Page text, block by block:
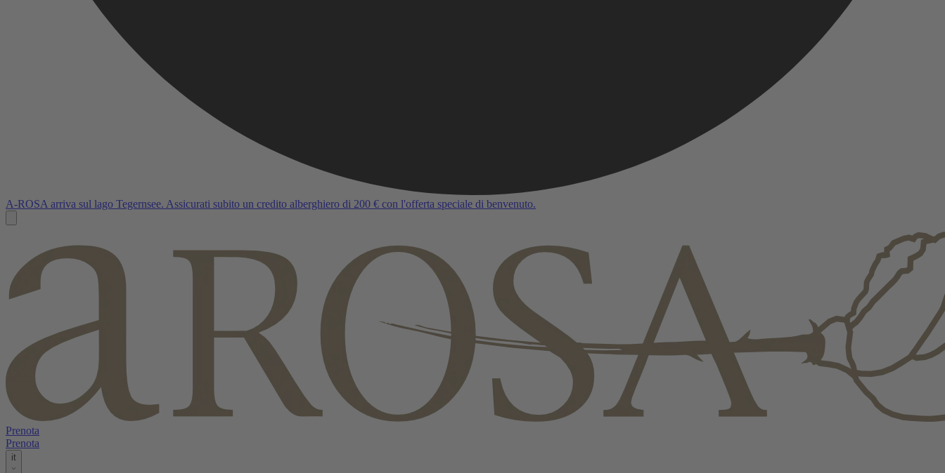
A-ROSA arriva sul lago Tegernsee. Assicurati subito un credito alberghiero di 200 € con l'offerta speciale di benvenuto.
Prenota
Prenota
it